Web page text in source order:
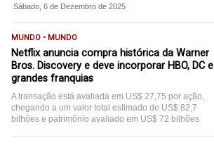
Sábado, 6 de Dezembro de 2025
MUNDO • MUNDO
Netflix anuncia compra histórica da Warner
Bros. Discovery e deve incorporar HBO, DC e
grandes franquias
A transação está avaliada em US$ 27,75 por ação,
chegando a um valor total estimado de US$ 82,7
bilhões e patrimônio avaliado em US$ 72 bilhões